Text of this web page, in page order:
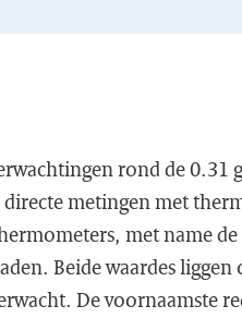
rond de 0.31
metingen met
met name de
Beide waardes liggen
De voornaamste